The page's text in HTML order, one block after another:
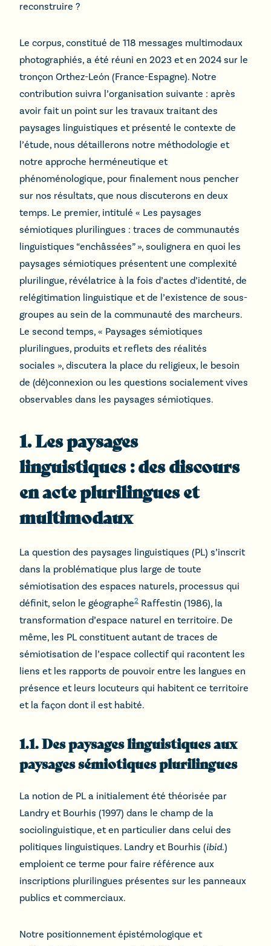
reconstruire ?
Le corpus, constitué de 118 messages multimodaux
photographiés, a été réuni en 2023 et en 2024 sur le
tronçon Orthez-León (France-Espagne). Notre
contribution suivra l’organisation suivante : après
avoir fait un point sur les travaux traitant des
paysages linguistiques et présenté le contexte de
l’étude, nous détaillerons notre méthodologie et
notre approche herméneutique et
phénoménologique, pour finalement nous pencher
sur nos résultats, que nous discuterons en deux
temps. Le premier, intitulé « Les paysages
sémiotiques plurilingues : traces de communautés
linguistiques “enchâssées” », soulignera en quoi les
paysages sémiotiques présentent une complexité
plurilingue, révélatrice à la fois d’actes d’identité, de
relégitimation linguistique et de l’existence de sous-
groupes au sein de la communauté des marcheurs.
Le second temps, « Paysages sémiotiques
plurilingues, produits et reflets des réalités
sociales », discutera la place du religieux, le besoin
de (dé)connexion ou les questions socialement vives
observables dans les paysages sémiotiques.
1. Les paysages
linguistiques : des discours
en acte plurilingues et
multimodaux
La question des paysages linguistiques (PL) s’inscrit
dans la problématique plus large de toute
sémiotisation des espaces naturels, processus qui
définit, selon le géographe2 Raffestin (1986), la
transformation d’espace naturel en territoire. De
même, les PL constituent autant de traces de
sémiotisation de l’espace collectif qui racontent les
liens et les rapports de pouvoir entre les langues en
présence et leurs locuteurs qui habitent ce territoire
et la façon dont il est habité.
1.1. Des paysages linguistiques aux
paysages sémiotiques plurilingues
La notion de PL a initialement été théorisée par
Landry et Bourhis (1997) dans le champ de la
sociolinguistique, et en particulier dans celui des
politiques linguistiques. Landry et Bourhis (ibid.)
emploient ce terme pour faire référence aux
inscriptions plurilingues présentes sur les panneaux
publics et commerciaux.
Notre positionnement épistémologique et